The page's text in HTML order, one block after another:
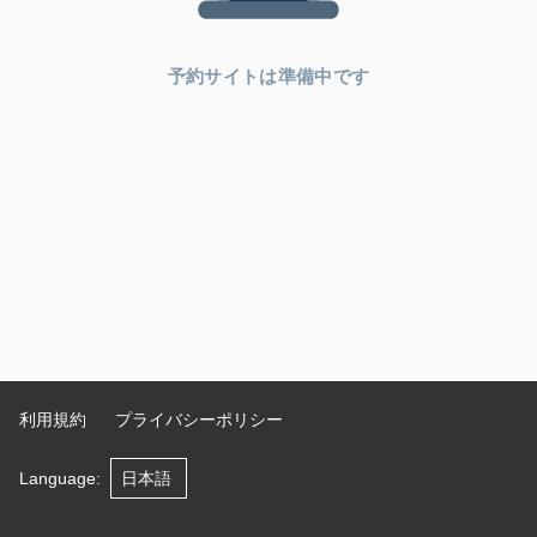
予約サイトは準備中です
利用規約 プライバシーポリシー
Language: